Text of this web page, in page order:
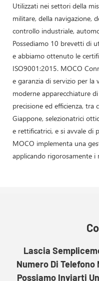
Utilizzati nei settori della
militare, della navigazione,
controllo industriale,
Possediamo 10 brevetti di
e abbiamo ottenuto le
ISO9001:2015. MOCO
e garanzia di servizio per
moderne apparecchiature
precisione ed efficienza, tra
Giappone, selezionatrici
e rettificatrici, e si avvale di
MOCO implementa una
applicando rigorosamente i
Lascia
Numero Di Telefono
Possiamo Inviarti